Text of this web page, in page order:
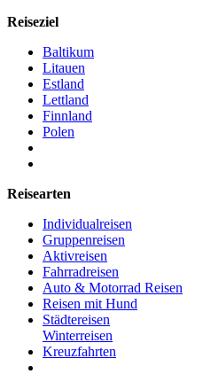
Reiseziel
Baltikum
Litauen
Estland
Lettland
Finnland
Polen
Reisearten
Individualreisen
Gruppenreisen
Aktivreisen
Fahrradreisen
Auto & Motorrad Reisen
Reisen mit Hund
Städtereisen
Winterreisen
Kreuzfahrten